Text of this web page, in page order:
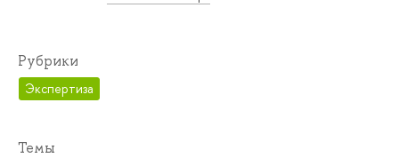
Рубрики
Экспертиза
Темы